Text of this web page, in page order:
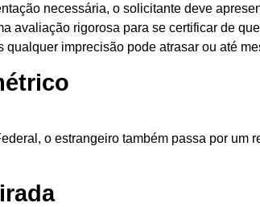
necessária, o solicitante deve
avaliação rigorosa para se certificar de
qualquer imprecisão pode atrasar ou até
o estrangeiro também passa por um